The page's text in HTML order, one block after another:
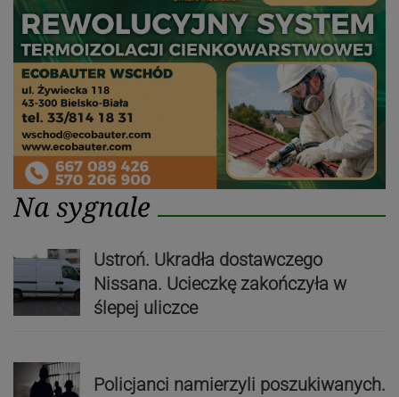
Na sygnale
Ustroń. Ukradła dostawczego
Nissana. Ucieczkę zakończyła w
ślepej uliczce
Policjanci namierzyli poszukiwanych.